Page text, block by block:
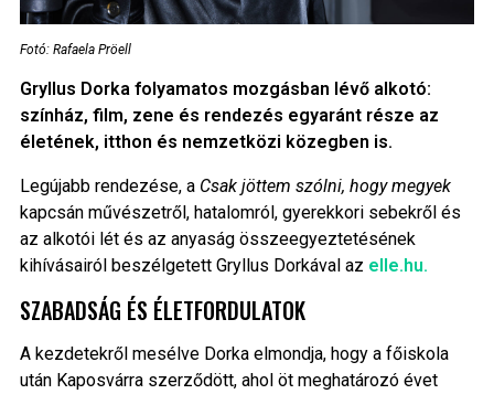
Fotó: Rafaela Pröell
Gryllus Dorka folyamatos mozgásban lévő alkotó:
színház, film, zene és rendezés egyaránt része az
életének, itthon és nemzetközi közegben is.
Legújabb rendezése, a Csak jöttem szólni, hogy megyek
kapcsán művészetről, hatalomról, gyerekkori sebekről és
az alkotói lét és az anyaság összeegyeztetésének
kihívásairól beszélgetett Gryllus Dorkával az elle.hu.
SZABADSÁG ÉS ÉLETFORDULATOK
A kezdetekről mesélve Dorka elmondja, hogy a főiskola
után Kaposvárra szerződött, ahol öt meghatározó évet